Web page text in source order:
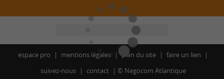
espace pro mentions légales plan du site
faire un lien
suivez-nous
contact © Negocom Atlantique